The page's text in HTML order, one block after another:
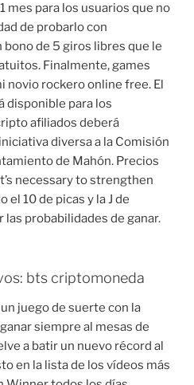
mes para los usuarios que no
de probarlo con
de 5 giros libres que le
Finalmente, games
novio rockero online free. El
disponible para los
afiliados deberá
diversa a la Comisión
de Mahón. Precios
necessary to strengthen
el 10 de picas y la J de
probabilidades de ganar.
bts criptomoneda
juego de suerte con la
siempre al mesas de
a batir un nuevo récord al
en la lista de los vídeos más